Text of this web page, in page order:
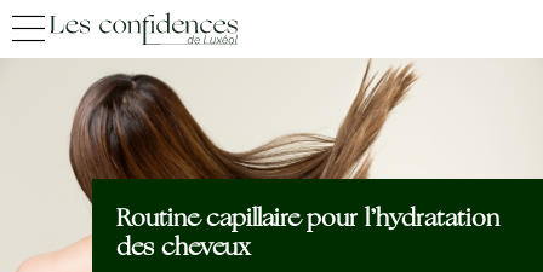
Routine capillaire pour l’hydratation
des cheveux